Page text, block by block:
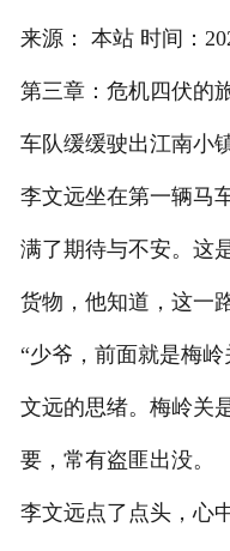
来源： 本站 时间：
第三章：危机四伏的
车队缓缓驶出江南小
李文远坐在第一辆马
满了期待与不安。这
货物，他知道，这一
“少爷，前面就是梅
文远的思绪。梅岭关
要，常有盗匪出没。
李文远点了点头，心